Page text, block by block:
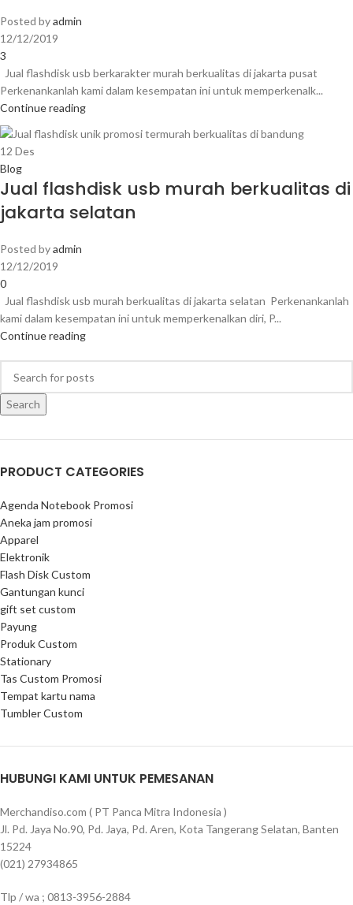
Posted byadmin
12/12/2019
3
Jual flashdisk usb berkarakter murah berkualitas di jakarta pusat
Perkenankanlah kami dalam kesempatan ini untuk memperkenalk...
Continue reading
12 Des
Blog
Jual flashdisk usb murah berkualitas di
jakarta selatan
Posted byadmin
12/12/2019
0
Jual flashdisk usb murah berkualitas di jakarta selatan Perkenankanlah
kami dalam kesempatan ini untuk memperkenalkan diri, P...
Continue reading
Search
PRODUCT CATEGORIES
Agenda Notebook Promosi
Aneka jam promosi
Apparel
Elektronik
Flash Disk Custom
Gantungan kunci
gift set custom
Payung
Produk Custom
Stationary
Tas Custom Promosi
Tempat kartu nama
Tumbler Custom
HUBUNGI KAMI UNTUK PEMESANAN
Merchandiso.com ( PT Panca Mitra Indonesia )
Jl. Pd. Jaya No.90, Pd. Jaya, Pd. Aren, Kota Tangerang Selatan, Banten
15224
(021) 27934865
Tlp / wa ; 0813-3956-2884